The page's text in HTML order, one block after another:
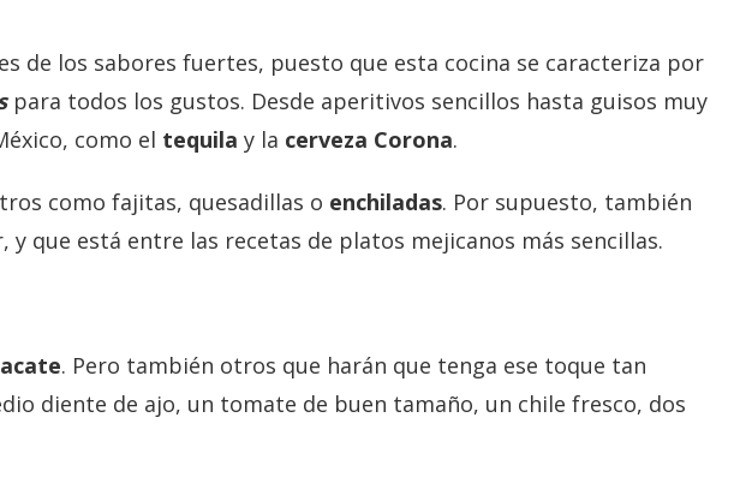
de los sabores fuertes, puesto que esta cocina se caracteriza por
para todos los gustos. Desde aperitivos sencillos hasta guisos muy
como el tequila y la cerveza Corona.
como fajitas, quesadillas o enchiladas. Por supuesto, también
que está entre las recetas de platos mejicanos más sencillas.
. Pero también otros que harán que tenga ese toque tan
diente de ajo, un tomate de buen tamaño, un chile fresco, dos